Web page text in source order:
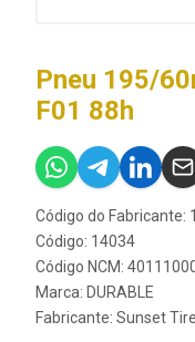
Pneu 195/
F01 88h
Código do Fabricante:
Código: 14034
Código NCM:
Marca: DURABLE
Fabricante: Sunset